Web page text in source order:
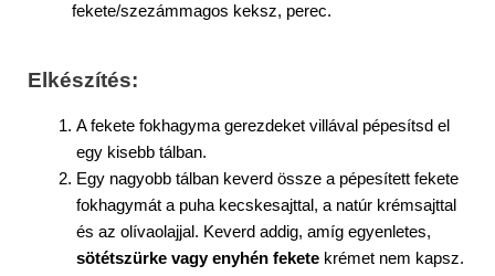
fekete/szezámmagos keksz, perec.
Elkészítés:
A fekete fokhagyma gerezdeket villával pépesítsd el
egy kisebb tálban.
Egy nagyobb tálban keverd össze a pépesített fekete
fokhagymát a puha kecskesajttal, a natúr krémsajttal
és az olívaolajjal. Keverd addig, amíg egyenletes,
sötétszürke vagy enyhén feketekrémet nem kapsz.